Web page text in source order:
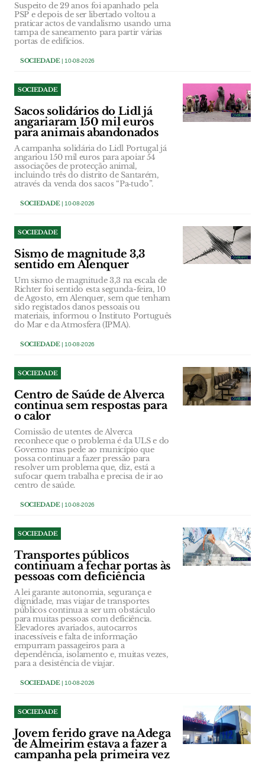
Suspeito de 29 anos foi apanhado pela
PSP e depois de ser libertado voltou a
praticar actos de vandalismo usando uma
tampa de saneamento para partir várias
portas de edifícios.
SOCIEDADE| 10-08-2026
SOCIEDADE
Sacos solidários do Lidl já
angariaram 150 mil euros
para animais abandonados
A campanha solidária do Lidl Portugal já
angariou 150 mil euros para apoiar 54
associações de protecção animal,
incluindo três do distrito de Santarém,
através da venda dos sacos “Pa‑tudo”.
SOCIEDADE| 10-08-2026
SOCIEDADE
Sismo de magnitude 3,3
sentido em Alenquer
Um sismo de magnitude 3,3 na escala de
Richter foi sentido esta segunda-feira, 10
de Agosto, em Alenquer, sem que tenham
sido registados danos pessoais ou
materiais, informou o Instituto Português
do Mar e da Atmosfera (IPMA).
SOCIEDADE| 10-08-2026
SOCIEDADE
Centro de Saúde de Alverca
continua sem respostas para
o calor
Comissão de utentes de Alverca
reconhece que o problema é da ULS e do
Governo mas pede ao município que
possa continuar a fazer pressão para
resolver um problema que, diz, está a
sufocar quem trabalha e precisa de ir ao
centro de saúde.
SOCIEDADE| 10-08-2026
SOCIEDADE
Transportes públicos
continuam a fechar portas às
pessoas com deficiência
A lei garante autonomia, segurança e
dignidade, mas viajar de transportes
públicos continua a ser um obstáculo
para muitas pessoas com deficiência.
Elevadores avariados, autocarros
inacessíveis e falta de informação
empurram passageiros para a
dependência, isolamento e, muitas vezes,
para a desistência de viajar.
SOCIEDADE| 10-08-2026
SOCIEDADE
Jovem ferido grave na Adega
de Almeirim estava a fazer a
campanha pela primeira vez